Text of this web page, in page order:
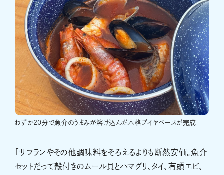
わずか20分で魚介のうまみが溶け込んだ本格ブイヤベースが完成
「サフランやその他調味料をそろえるよりも断然安価。魚介
セットだって殻付きのムール貝とハマグリ、タイ、有頭エビ、